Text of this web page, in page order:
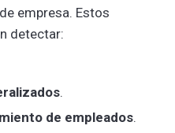
empresa. Estos
detectar:
.
de empleados.